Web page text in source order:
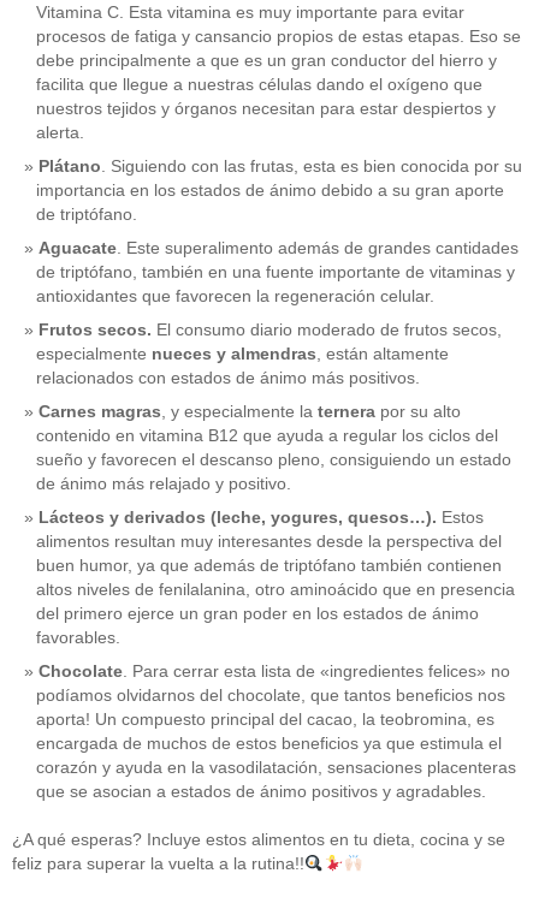
CATEGORÍAS
acido-folico (4)
alergias(3)
alimentos(22)
alimentos-perjudiaciales (17)
Vitamina C. Esta vitamina es muy importante para evitar
procesos de fatiga y cansancio propios de estas etapas. Eso se
debe principalmente a que es un gran conductor del hierro y
facilita que llegue a nuestras células dando el oxígeno que
nuestros tejidos y órganos necesitan para estar despiertos y
alerta.
Plátano. Siguiendo con las frutas, esta es bien conocida por su
importancia en los estados de ánimo debido a su gran aporte
de triptófano.
Aguacate. Este superalimento además de grandes cantidades
de triptófano, también en una fuente importante de vitaminas y
antioxidantes que favorecen la regeneración celular.
Frutos secos. El consumo diario moderado de frutos secos,
especialmente nueces y almendras, están altamente
relacionados con estados de ánimo más positivos.
Carnes magras, y especialmente la ternera por su alto
contenido en vitamina B12 que ayuda a regular los ciclos del
sueño y favorecen el descanso pleno, consiguiendo un estado
de ánimo más relajado y positivo.
Lácteos y derivados (leche, yogures, quesos…). Estos
alimentos resultan muy interesantes desde la perspectiva del
buen humor, ya que además de triptófano también contienen
altos niveles de fenilalanina, otro aminoácido que en presencia
del primero ejerce un gran poder en los estados de ánimo
favorables.
Chocolate. Para cerrar esta lista de «ingredientes felices» no
podíamos olvidarnos del chocolate, que tantos beneficios nos
aporta! Un compuesto principal del cacao, la teobromina, es
encargada de muchos de estos beneficios ya que estimula el
corazón y ayuda en la vasodilatación, sensaciones placenteras
que se asocian a estados de ánimo positivos y agradables.
¿A qué esperas? Incluye estos alimentos en tu dieta, cocina y se
feliz para superar la vuelta a la rutina!!